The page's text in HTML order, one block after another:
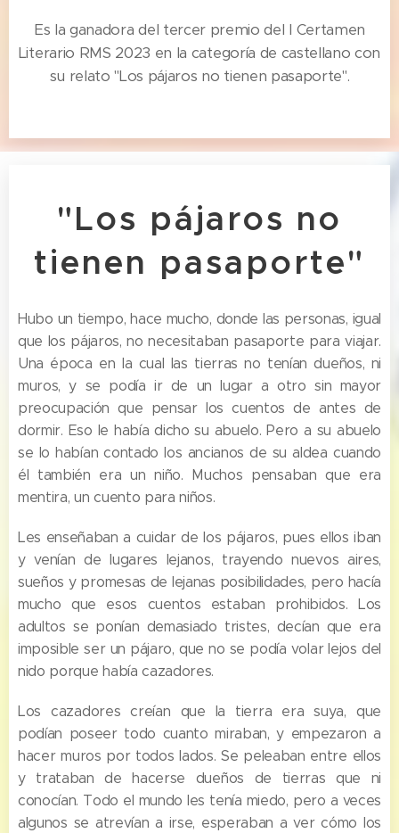
Es la ganadora del tercer premio del I Certamen
Literario RMS 2023 en la categoría de castellano con
su relato "Los pájaros no tienen pasaporte".
"Los pájaros no
tienen pasaporte"
Hubo un tiempo, hace mucho, donde las personas, igual
que los pájaros, no necesitaban pasaporte para viajar.
Una época en la cual las tierras no tenían dueños, ni
muros, y se podía ir de un lugar a otro sin mayor
preocupación que pensar los cuentos de antes de
dormir. Eso le había dicho su abuelo. Pero a su abuelo
se lo habían contado los ancianos de su aldea cuando
él también era un niño. Muchos pensaban que era
mentira, un cuento para niños.
Les enseñaban a cuidar de los pájaros, pues ellos iban
y venían de lugares lejanos, trayendo nuevos aires,
sueños y promesas de lejanas posibilidades, pero hacía
mucho que esos cuentos estaban prohibidos. Los
adultos se ponían demasiado tristes, decían que era
imposible ser un pájaro, que no se podía volar lejos del
nido porque había cazadores.
Los cazadores creían que la tierra era suya, que
podían poseer todo cuanto miraban, y empezaron a
hacer muros por todos lados. Se peleaban entre ellos
y trataban de hacerse dueños de tierras que ni
conocían. Todo el mundo les tenía miedo, pero a veces
algunos se atrevían a irse, esperaban a ver cómo los